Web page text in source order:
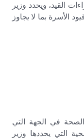
القيد، ويحدد وزير
الأسرة بما لا يجاوز
في الجهة التي
التي يحددها وزير